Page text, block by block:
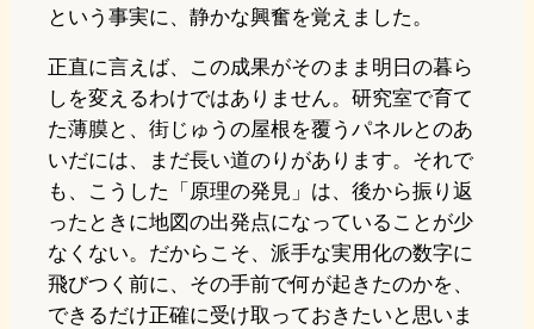
という事実に、静かな興奮を覚えました。
正直に言えば、この成果がそのまま明日の暮ら
しを変えるわけではありません。研究室で育て
た薄膜と、街じゅうの屋根を覆うパネルとのあ
いだには、まだ長い道のりがあります。それで
も、こうした「原理の発見」は、後から振り返
ったときに地図の出発点になっていることが少
なくない。だからこそ、派手な実用化の数字に
飛びつく前に、その手前で何が起きたのかを、
できるだけ正確に受け取っておきたいと思いま